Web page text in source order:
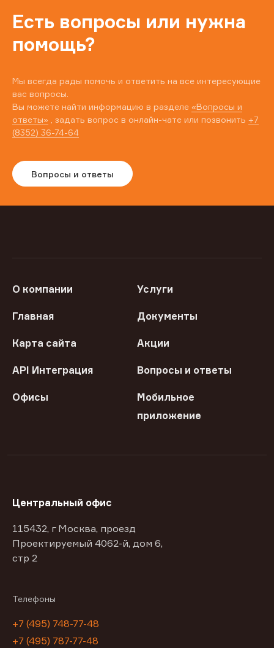
Есть вопросы или нужна
помощь?
Мы всегда рады помочь и ответить на все интересующие
вас вопросы.
Вы можете найти информацию в разделе «Вопросы и
ответы» , задать вопрос в онлайн-чате или позвонить +7
(8352) 36-74-64
Вопросы и ответы
О компании Услуги
Главная Документы
Карта сайта Акции
API Интеграция Вопросы и ответы
Офисы
Мобильное
приложение
Центральный офис
115432, г Москва, проезд
Проектируемый 4062-й, дом 6,
стр 2
Телефоны
+7 (495) 748-77-48
+7 (495) 787-77-48